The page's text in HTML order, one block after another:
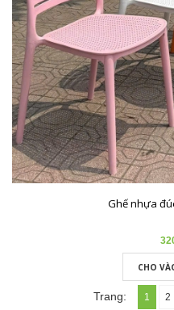
Ghế nhựa
CHO
Trang: 1 2